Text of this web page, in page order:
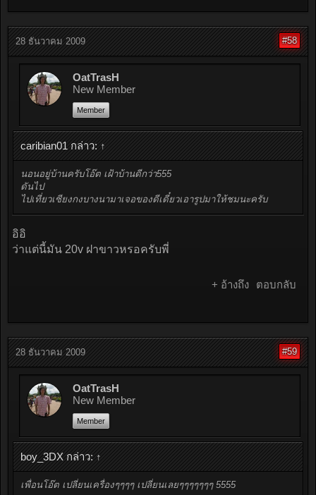
28 ธันวาคม 2009 #58
OatTrasH
New Member
Member
caribian01 กล่าว: ↑
นอนอยู่บ้านครับโอ๊ต เฝ้าบ้านดีกว่า555
ดันไป
ไปเที่ยวเซียงกงบางนามาเจอของดีเดี๋ยวเอารูปมาให้ชมนะครับ
อิอิ
ว่าแต่นี้มัน 20v ฝาขาวหรอครับพี่
+ อ้างถึง ตอบกลับ
28 ธันวาคม 2009 #59
OatTrasH
New Member
Member
boy_3DX กล่าว: ↑
เพื่อนโอ๊ต เปลี่ยนเครื่องๆๆๆๆ เปลี่ยนเลยๆๆๆๆๆๆๆ 5555